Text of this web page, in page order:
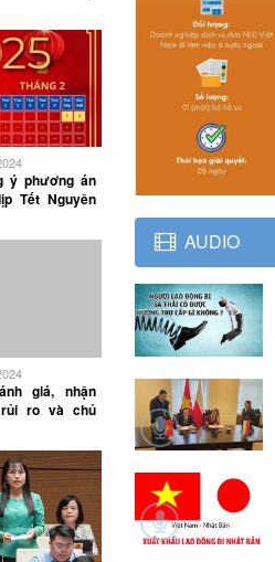
ý phương án
Tết Nguyên
4 - 1/5
giá, nhận
ro và chủ
vệ sinh lao
AUDIO